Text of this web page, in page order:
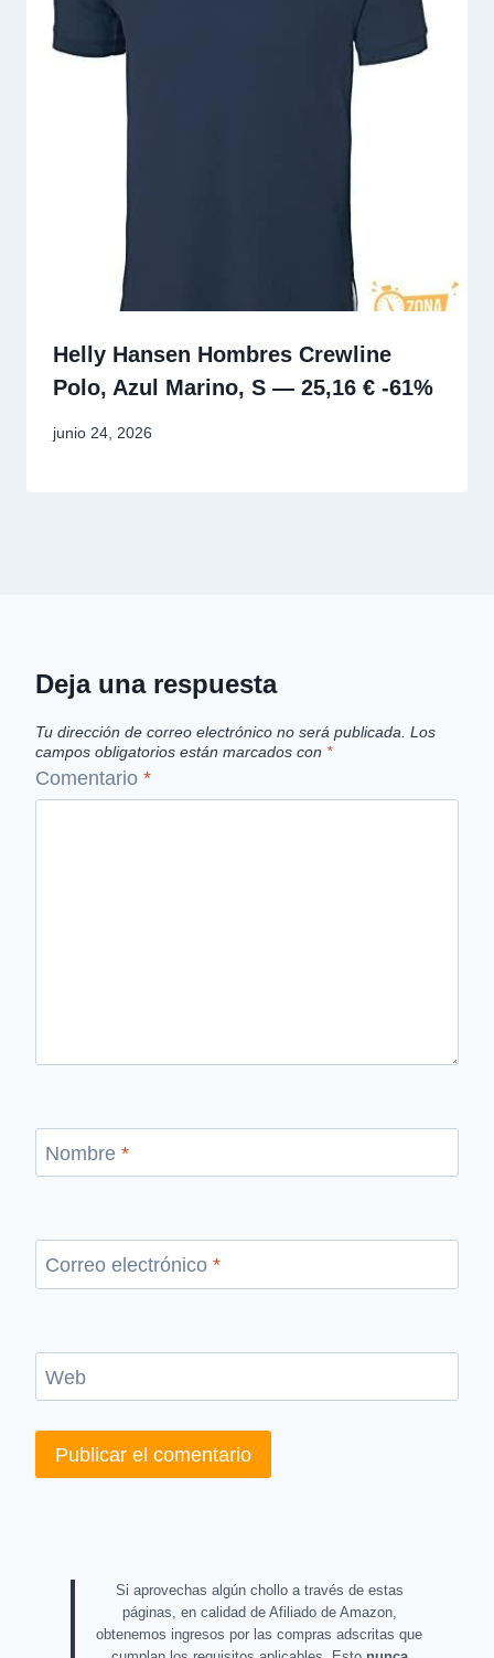
Helly Hansen Hombres Crewline
Polo, Azul Marino, S — 25,16 € -61%
junio 24, 2026
Deja una respuesta
Tu dirección de correo electrónico no será publicada. Los
campos obligatorios están marcados con *
Comentario *
Nombre *
Correo electrónico *
Web
Si aprovechas algún chollo a través de estas
páginas, en calidad de Afiliado de Amazon,
obtenemos ingresos por las compras adscritas que